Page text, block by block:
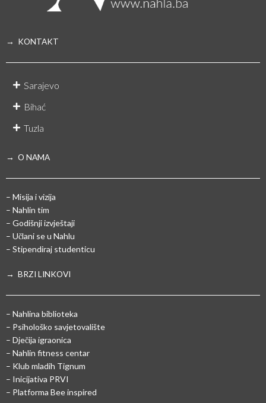
→ KONTAKT
Sarajevo
Bihać
Tuzla
→ O NAMA
– Misija i vizija
– Nahlin tim
– Godišnji izvještaji
– Učlani se u Nahlu
– Stipendiraj studenticu
→ BRZI LINKOVI
– Nahlina biblioteka
– Psihološko savjetovalište
– Dječija igraonica
– Nahlin fitness centar
– Klub mladih Tignum
– Inicijativa PRVI
– Platforma Bee inspired